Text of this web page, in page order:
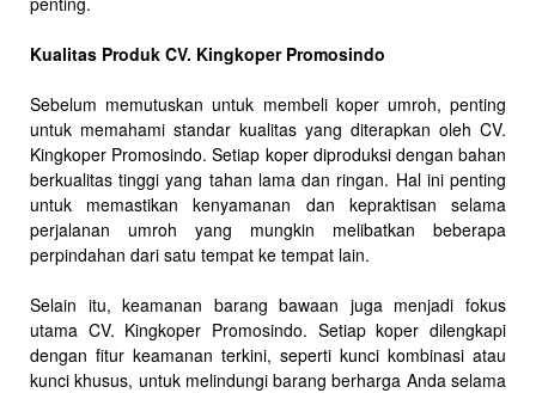
Kualitas Produk CV. Kingkoper Promosindo
Sebelum memutuskan untuk membeli koper umroh, penting
untuk memahami standar kualitas yang diterapkan oleh CV.
Kingkoper Promosindo. Setiap koper diproduksi dengan bahan
berkualitas tinggi yang tahan lama dan ringan. Hal ini penting
untuk memastikan kenyamanan dan kepraktisan selama
perjalanan umroh yang mungkin melibatkan beberapa
perpindahan dari satu tempat ke tempat lain.
Selain itu, keamanan barang bawaan juga menjadi fokus
utama CV. Kingkoper Promosindo. Setiap koper dilengkapi
dengan fitur keamanan terkini, seperti kunci kombinasi atau
kunci khusus, untuk melindungi barang berharga Anda selama